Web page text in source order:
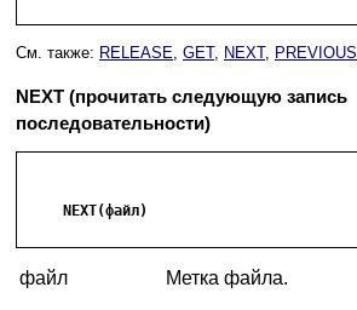
См. также: RELEASE, GET, NEXT, PREVIOUS
NEXT (прочитать следующую запись
последовательности)
     NEXT(файл)
файл Метка файла.